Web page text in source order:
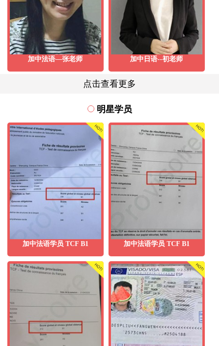
加中法语—张老师 加中日语--初老师
点击查看更多
明星学员
加中法语学员 TCF B1 加中法语学员 TCF B1